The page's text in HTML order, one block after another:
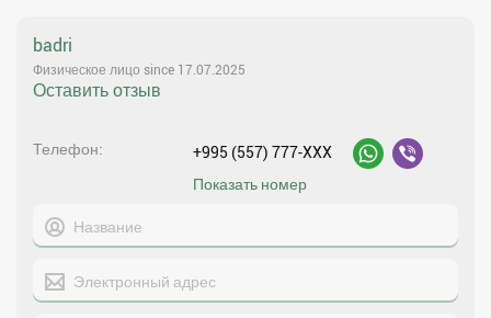
badri
Физическое лицо since 17.07.2025
Оставить отзыв
Телефон
+995 (557) 777-XXX
Показать номер